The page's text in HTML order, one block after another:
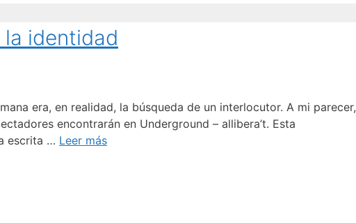
la identidad
era, en realidad, la búsqueda de un interlocutor. A mi parecer,
encontrarán en Underground – allibera’t. Esta
escrita … Leer más